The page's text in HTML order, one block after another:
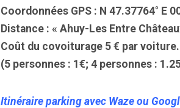
Coordonnées GPS : N 47.37764° E
Distance : « Ahuy-Les Entre
Coût du covoiturage 5 € par voiture.
(5 personnes : 1€; 4 personnes :
Itinéraire parking avec Waze ou